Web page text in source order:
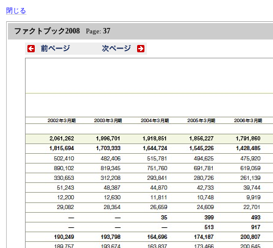
閉じる
ファクトブック2008 Page: 37